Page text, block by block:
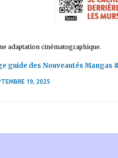
adaptation cinématographique.
guide des Nouveautés Mangas
19, 2025